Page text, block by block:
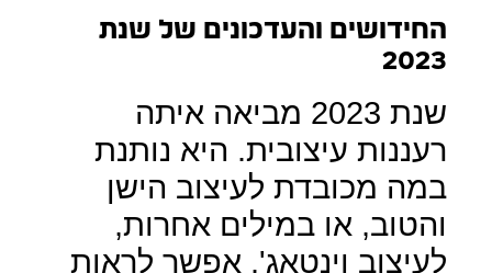
החידושים והעדכונים של שנת
2023
שנת 2023 מביאה איתה
רעננות עיצובית. היא נותנת
במה מכובדת לעיצוב הישן
והטוב, או במילים אחרות,
לעיצוב וינטאג'. אפשר לראות